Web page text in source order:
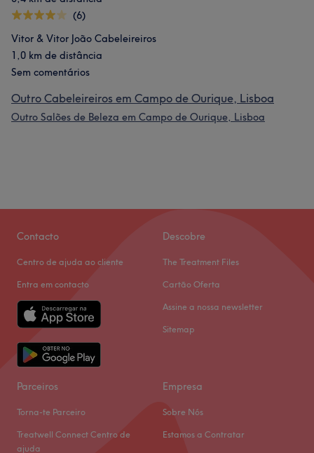
(6)
Vitor & Vitor João Cabeleireiros
1,0 km de distância
Sem comentários
Outro Cabeleireiros em Campo de Ourique, Lisboa
Outro Salões de Beleza em Campo de Ourique, Lisboa
Contacto
Centro de ajuda ao cliente
Entra em contacto
Descobre
The Treatment Files
Cartão Oferta
Assine a nossa newsletter
Sitemap
Parceiros
Torna-te Parceiro
Treatwell Connect Centro de
ajuda
Empresa
Sobre Nós
Estamos a Contratar